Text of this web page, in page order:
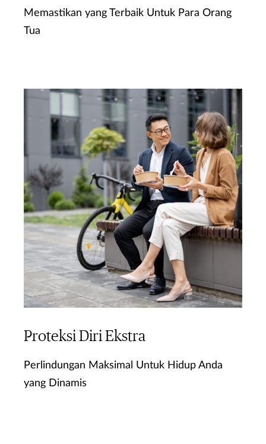
Memastikan yang Terbaik Untuk Para Orang
Tua
Proteksi Diri Ekstra
Perlindungan Maksimal Untuk Hidup Anda
yang Dinamis